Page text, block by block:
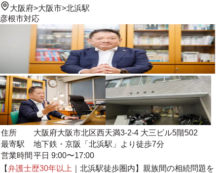
大阪府>大阪市>北浜駅
彦根市対応
住所
大阪府大阪市北区西天満3-2-4 大三ビル5階502
最寄駅
地下鉄・京阪「北浜駅」より徒歩7分
営業時間 平日 9:00〜17:00
【弁護士歴30年以上
｜北浜駅徒歩圏内】親族間の相続問題を